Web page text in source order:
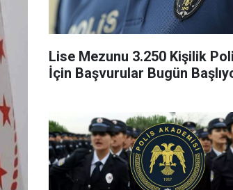
Lise Mezunu 3.250 Kişilik
İçin Başvurular Bugün